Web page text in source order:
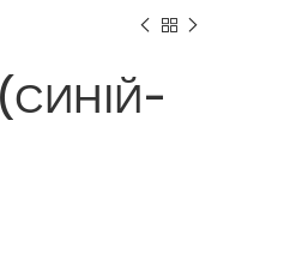
(СИНІЙ-